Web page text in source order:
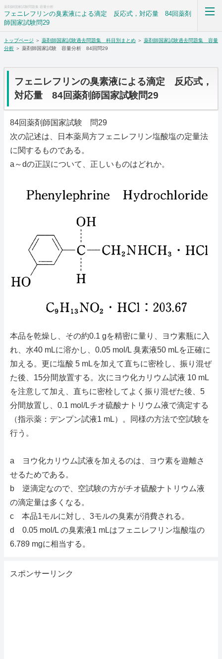
薬剤師国家試験問題集 容量分析
フェニレフリンの臭素液による滴定 反応式，対応量 84回薬剤
師国家試験問29
薬剤師国家試験過去問題集解答解説科目別まとめ
ホーム
RSS購読
トップページ ＞ 薬剤師国家試験過去問題集 科目別まとめ ＞ 薬剤師国家試験過去問題集 容量
分析 ＞ 薬剤師国家試験 容量分析 84回問29
フェニレフリンの臭素液による滴定 反応式，
対応量 84回薬剤師国家試験問29
84回薬剤師国家試験 問29
次の記述は、日本薬局方フェニレフリン塩酸塩の定量法
に関するものである。
a～dの正誤について、正しいものはどれか。
本品を乾燥し、その約0.1 gを精密に量り、ヨウ素瓶に入
れ、水40 mLに溶かし、0.05 mol/L 臭素液50 mLを正確に
加える。更に塩酸 5 mLを加えて直ちに密栓し、振り混ぜ
た後、15分間放置する。次にヨウ化カリウム試液 10 mL
を注意して加え、直ちに密栓してよく振り混ぜた後、5
分間放置し、0.1 mol/Lチオ硫酸ナトリウム液で滴定する
（指示薬：デンプン試液1 mL）。同様の方法で空試験を
行う。
a ヨウ化カリウム試液を加えるのは、ヨウ素を遊離さ
せるためである。
b 逆滴定なので、空試験の方がチオ硫酸ナトリウム液
の滴定量は多くなる。
c 本品1モルに対し、3モルの臭素が消費される。
d 0.05 mol/L の臭素液1 mLはフェニレフリン塩酸塩の
6.789 mgに相当する。
スポンサーリンク